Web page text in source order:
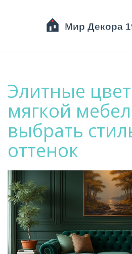
Элитные
мягкой
выбрать
оттенок